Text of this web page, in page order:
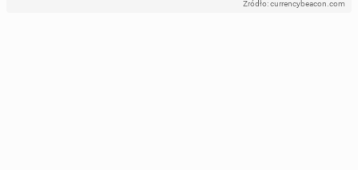
Źródło: currencybeacon.com